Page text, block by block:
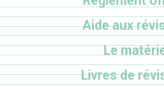
Aide aux
Le
Livres de